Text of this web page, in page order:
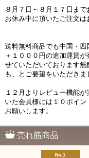
８月７日～８月１７日まで
お休み中に頂いたご注文は
送料無料商品でも中国・
＋１０００円の追加運賃
せていただいております
も、とご要望をいただきま
１２月よりレビュー機能
いた会員様には１０ポイ
お願いします。
売れ筋商品
No.1